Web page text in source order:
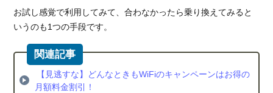
お試し感覚で利用してみて、合わなかったら乗り換えてみると
いうのも1つの手段です。
【見逃すな】どんなときもWiFiのキャンペーンはお得の
月額料金割引！